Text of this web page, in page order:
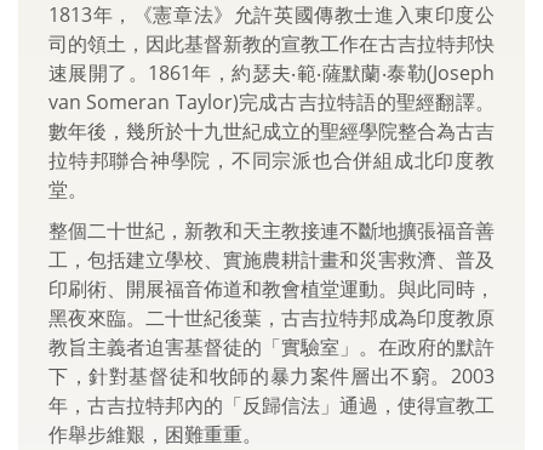
1813年，《憲章法》允許英國傳教士進入東印度公
司的領土，因此基督新教的宣教工作在古吉拉特邦快
速展開了。1861年，約瑟夫‧範‧薩默蘭‧泰勒(Joseph
van Someran Taylor)完成古吉拉特語的聖經翻譯。
數年後，幾所於十九世紀成立的聖經學院整合為古吉
拉特邦聯合神學院，不同宗派也合併組成北印度教
堂。
整個二十世紀，新教和天主教接連不斷地擴張福音善
工，包括建立學校、實施農耕計畫和災害救濟、普及
印刷術、開展福音佈道和教會植堂運動。與此同時，
黑夜來臨。二十世紀後葉，古吉拉特邦成為印度教原
教旨主義者迫害基督徒的「實驗室」。在政府的默許
下，針對基督徒和牧師的暴力案件層出不窮。2003
年，古吉拉特邦內的「反歸信法」通過，使得宣教工
作舉步維艱，困難重重。